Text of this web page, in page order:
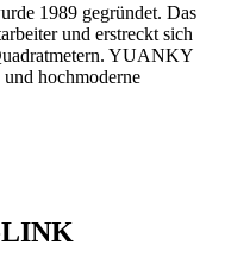
1989 gegründet. Das
und erstreckt sich
YUANKY
hochmoderne
LINK